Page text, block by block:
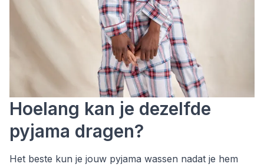
Hoelang kan je dezelfde
pyjama dragen?
Het beste kun je jouw pyjama wassen nadat je hem